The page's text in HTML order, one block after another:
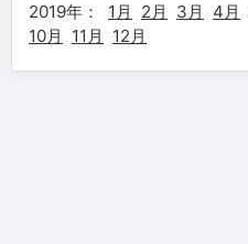
2019年：
1月 2月 3月 4月
10月
11月 12月